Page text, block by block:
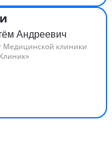
Андреевич
Медицинской клиники